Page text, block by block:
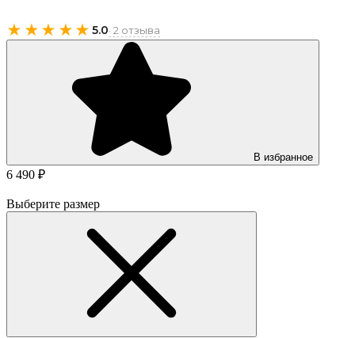
★★★★★ 5.0· 2 отзыва
В избранное
6 490 ₽
Выберите размер